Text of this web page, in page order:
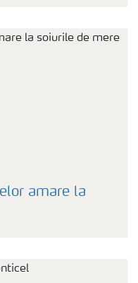
amare la